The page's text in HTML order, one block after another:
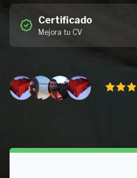
Certificado
Mejora tu CV